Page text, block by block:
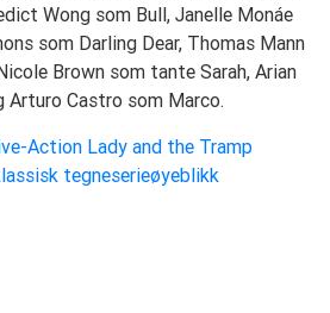
Wong som Bull, Janelle Monáe
som Darling Dear, Thomas Mann
Brown som tante Sarah, Arian
Castro som Marco.
Action Lady and the Tramp
tegneserieøyeblikk